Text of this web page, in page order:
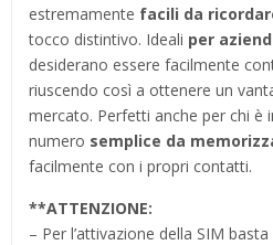
estremamente facili da
tocco distintivo. Ideali per
desiderano essere facilmente
riuscendo così a ottenere un
mercato. Perfetti anche per chi è
numero semplice da
facilmente con i propri contatti.
**ATTENZIONE:
– Per l’attivazione della SIM